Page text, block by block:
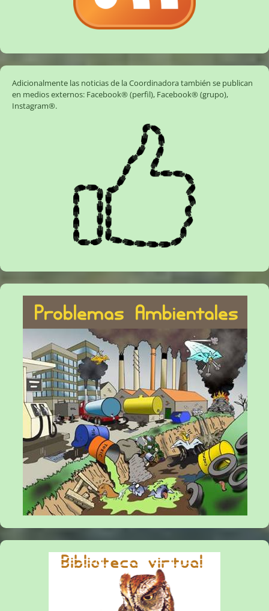
Adicionalmente las noticias de la Coordinadora también se publican
en medios externos: Facebook® (perfil), Facebook® (grupo),
Instagram®.